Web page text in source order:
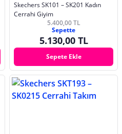
Skechers SK101 – SK201 Kadın
Cerrahi Giyim
5.400,00 TL
Sepette
5.130,00 TL
Sepete Ekle